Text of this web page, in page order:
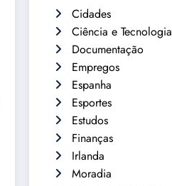
Cidades
Ciência e Tecnologia
Documentação
Empregos
Espanha
Esportes
Estudos
Finanças
Irlanda
Moradia